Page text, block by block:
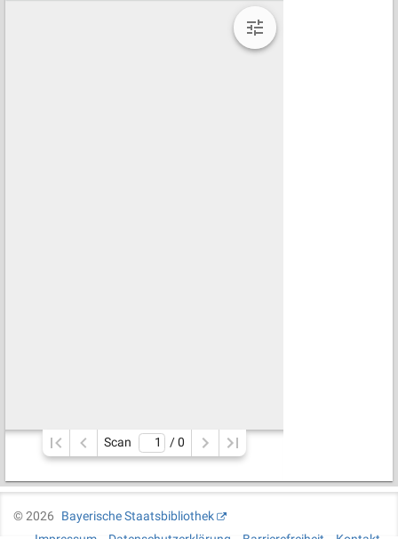
Scan / 0
©2026
Bayerische Staatsbibliothek